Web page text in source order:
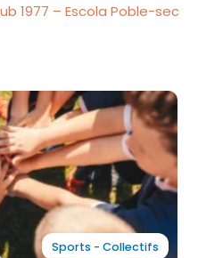
1977 – Escola Poble-sec
Sports - Collectifs